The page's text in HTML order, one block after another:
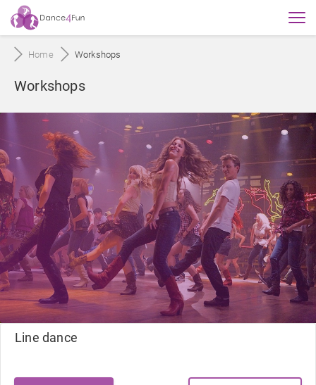
Home Workshops
Workshops
Line dance